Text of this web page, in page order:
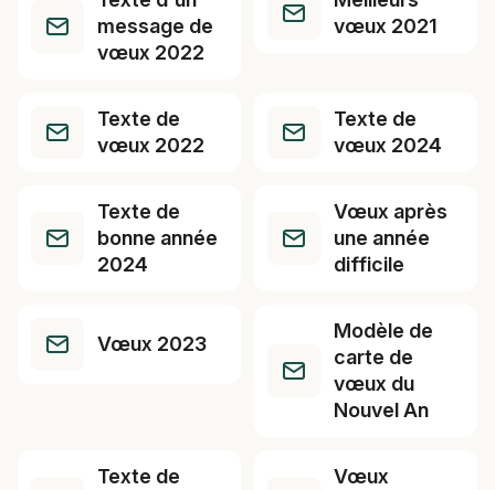
message de
vœux 2022
vœux 2021
Texte de
vœux 2022
Texte de
vœux 2024
Texte de
bonne année
2024
Vœux après
une année
difficile
Vœux 2023
Modèle de
carte de
vœux du
Nouvel An
Texte de
Vœux